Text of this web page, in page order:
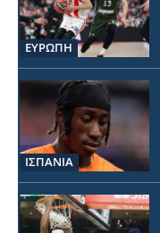
ΕΥΡΩΠΗ
ΙΣΠΑΝΙΑ